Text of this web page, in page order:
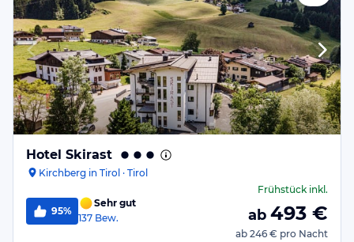
Hotel Skirast
Kirchberg in Tirol · Tirol
95%
Sehr gut
137 Bew.
Frühstückinkl.
ab 493 €
ab 246 € pro Nacht